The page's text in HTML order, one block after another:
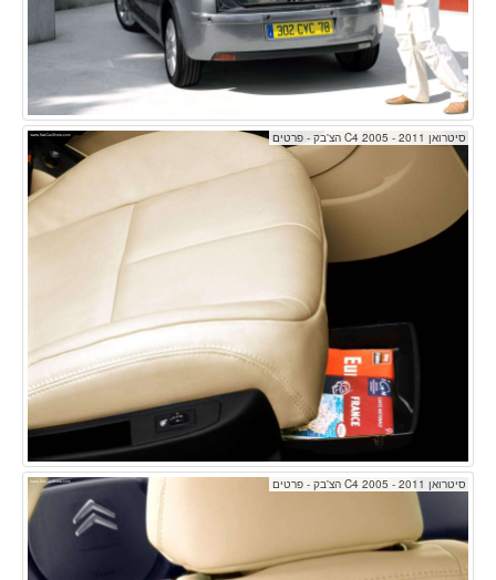
סיטרואן C4 2005 - 2011 הצ'בק - פרטים
סיטרואן C4 2005 - 2011 הצ'בק - פרטים